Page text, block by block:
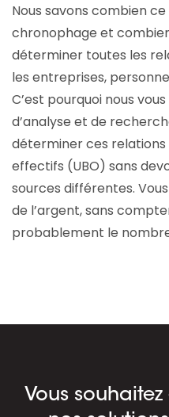
Nous savons combien
chronophage et
déterminer toutes les
les entreprises,
C’est pourquoi nous
d’analyse et de
déterminer ces relations
effectifs (UBO) sans
sources différentes.
de l’argent, sans
probablement le
Vous